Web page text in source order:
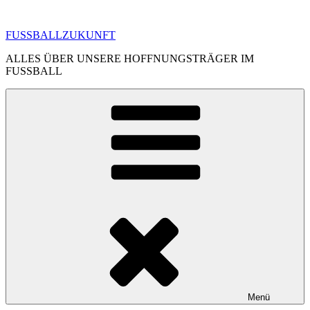
springen
FUSSBALLZUKUNFT
ALLES ÜBER UNSERE HOFFNUNGSTRÄGER IM
FUSSBALL
Menü